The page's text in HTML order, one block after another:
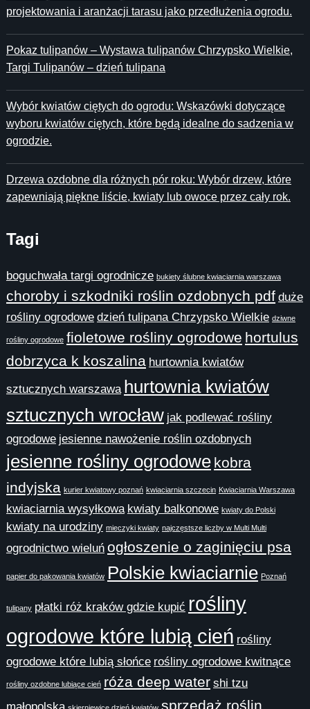
projektowania i aranżacji tarasu jako przedłużenia ogrodu.
Pokaz tulipanów – Wystawa tulipanów Chrzypsko Wielkie,
Targi Tulipanów – dzień tulipana
Wybór kwiatów ciętych do ogrodu: Wskazówki dotyczące
wyboru kwiatów ciętych, które będą idealne do sadzenia w
ogrodzie.
Drzewa ozdobne dla różnych pór roku: Wybór drzew, które
zapewniają piękne liście, kwiaty lub owoce przez cały rok.
Tagi
boguchwała targi ogrodnicze bukiety ślubne kwiaciarnia warszawa
choroby i szkodniki roślin ozdobnych pdf duże
rośliny ogrodowe dzień tulipana Chrzypsko Wielkie dziwne
rośliny ogrodowe fioletowe rośliny ogrodowe hortulus
dobrzyca k koszalina hurtownia kwiatów
sztucznych warszawa hurtownia kwiatów
sztucznych wrocław jak podlewać rośliny
ogrodowe jesienne nawożenie roślin ozdobnych
jesienne rośliny ogrodowe kobra
indyjska kurier kwiatowy poznań kwiaciarnia szczecin Kwiaciarnia Warszawa
kwiaciarnia wysyłkowa kwiaty balkonowe kwiaty do Polski
kwiaty na urodziny mieczyki kwiaty najczęstsze liczby w Multi Multi
ogrodnictwo wieluń ogłoszenie o zaginięciu psa
papier do pakowania kwiatów Polskie kwiaciarnie Poznań
tulipany płatki róż kraków gdzie kupić rośliny
ogrodowe które lubią cień rośliny
ogrodowe które lubią słońce rośliny ogrodowe kwitnące
rośliny ozdobne lubiące cień róża deep water shi tzu
małopolska
sprzedaż roślin